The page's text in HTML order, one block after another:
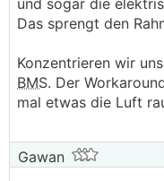
Das sprengt den
Konzentrieren wir
BMS. Der
mal etwas die Luft
Gawan